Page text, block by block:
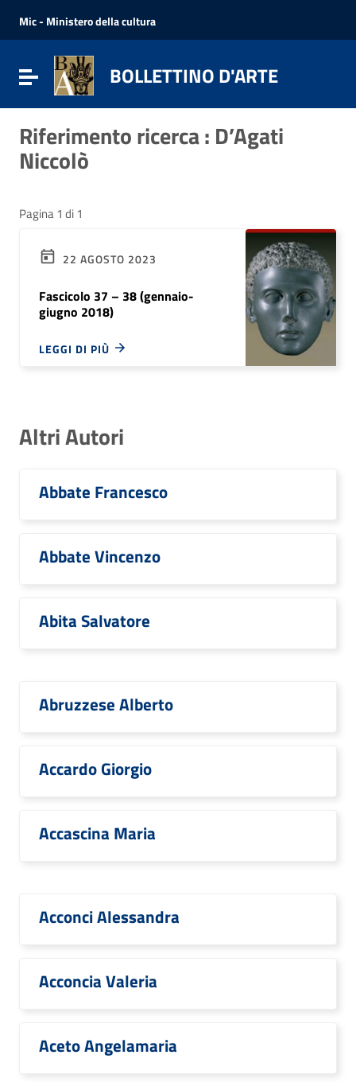
Vai al menu di navigazione
Vai al footer
Mic - Ministero della cultura
Attiva / disattiva la navigazione
BOLLETTINO D'ARTE
Riferimento ricerca : D’Agati
Niccolò
Pagina 1 di 1
22 AGOSTO 2023
Fascicolo 37 – 38 (gennaio-
giugno 2018)
LEGGI DI PIÙ
Altri Autori
Abbate Francesco
Abbate Vincenzo
Abita Salvatore
Abruzzese Alberto
Accardo Giorgio
Accascina Maria
Acconci Alessandra
Acconcia Valeria
Aceto Angelamaria